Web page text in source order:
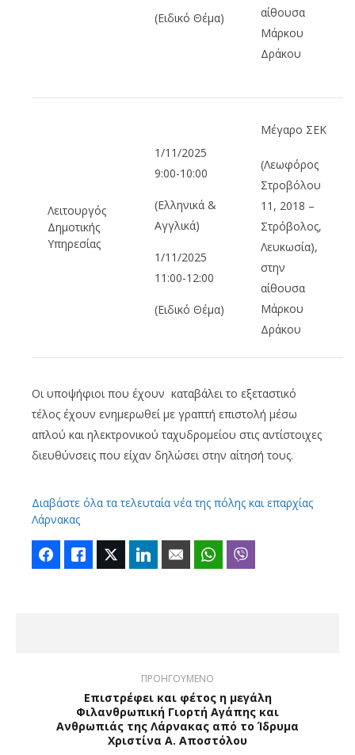
(Ειδικό Θέμα)
αίθουσα
Μάρκου
Δράκου
Λειτουργός
Δημοτικής
Υπηρεσίας
1/11/2025
9:00-10:00
(Ελληνικά &
Αγγλικά)
1/11/2025
11:00-12:00
(Ειδικό Θέμα)
Μέγαρο ΣΕΚ
(Λεωφόρος
Στροβόλου
11, 2018 –
Στρόβολος,
Λευκωσία),
στην
αίθουσα
Μάρκου
Δράκου
Οι υποψήφιοι που έχουν καταβάλει το εξεταστικό
τέλος έχουν ενημερωθεί με γραπτή επιστολή μέσω
απλού και ηλεκτρονικού ταχυδρομείου στις αντίστοιχες
διευθύνσεις που είχαν δηλώσει στην αίτησή τους.
Διαβάστε όλα τα τελευταία νέα της πόλης και επαρχίας
Λάρνακας
FacebookLike Twitter LinkedIn Email WhatsApp
ΠΡΟΗΓΟΥΜΕΝΟ
Επιστρέφει και φέτος η μεγάλη
Φιλανθρωπική Γιορτή Αγάπης και
Ανθρωπιάς της Λάρνακας από το Ίδρυμα
Χριστίνα Α. Αποστόλου